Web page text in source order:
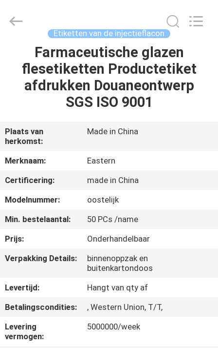
PRODUCTEN
ONS
FABRIEKSREIS
KWALITEITSCONTROLE
CONTACTEER
ONS
GEVALLEN
SITEMAP
Industry
Etiketten van de injectieflacon
Farmaceutische glazen
flesetiketten Productetiket
afdrukken Douaneontwerp
SGS ISO 9001
Plaats van
herkomst:
Made in China
Merknaam:
Eastern
Certificering:
made in China
Modelnummer:
oostelijk
Min. bestelaantal:
50 PCs /name
Prijs:
Onderhandelbaar
Verpakking Details:
binnenoppzak en
buitenkartondoos
Levertijd:
Hangt van qty af
Betalingscondities:
, Western Union, T/T,
Levering
vermogen:
5000000/week